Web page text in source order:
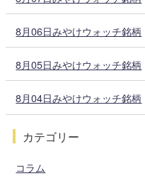
8月06日みやけウォッチ銘柄
8月05日みやけウォッチ銘柄
8月04日みやけウォッチ銘柄
カテゴリー
コラム